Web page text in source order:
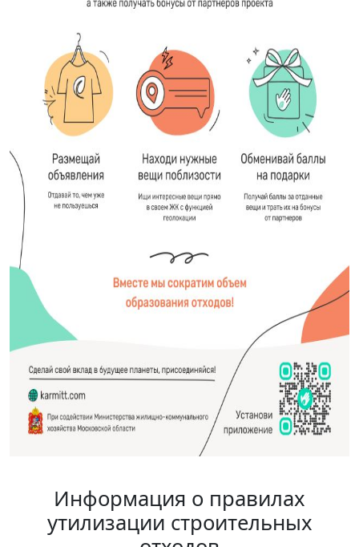
Информация о правилах
утилизации строительных